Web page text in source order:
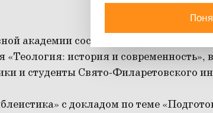
академии состоялась Всероссийская
история и современность»,
и студенты Свято-Филаретовского
с докладом по теме